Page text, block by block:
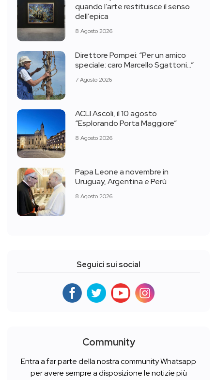
quando l’arte restituisce il senso
dell’epica
8 Agosto 2026
Direttore Pompei: “Per un amico
speciale: caro Marcello Sgattoni…”
7 Agosto 2026
ACLI Ascoli, il 10 agosto
“Esplorando Porta Maggiore”
8 Agosto 2026
Papa Leone a novembre in
Uruguay, Argentina e Perù
8 Agosto 2026
Seguici sui social
Community
Entra a far parte della nostra community Whatsapp
per avere sempre a disposizione le notizie più